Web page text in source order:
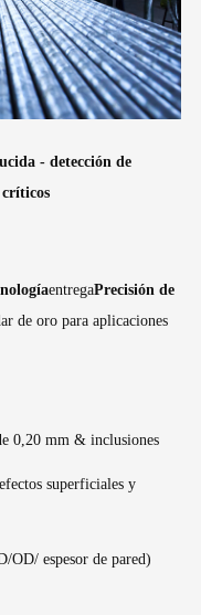
- detección de
críticos
entregaPrecisión de
de oro para aplicaciones
0,20 mm & inclusiones
superficiales y
OD/ espesor de pared)